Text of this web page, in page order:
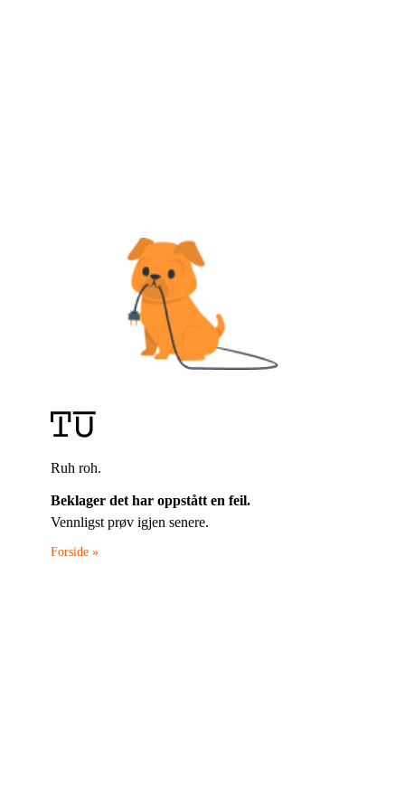
Ruh roh.
Beklager det har oppstått en feil.
Vennligst prøv igjen senere.
Forside »